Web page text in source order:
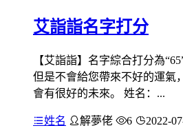
艾詣詣名字打分
【艾詣詣】名字綜合打分為
但是不會給您帶來不好的運氣
會有很好的未來。 姓名：...
姓名 解夢佬 6 2022-